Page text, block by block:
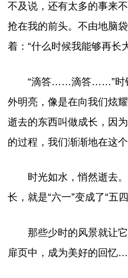
不及说，还有太多的事来
抢在我的前头。不由地脑
着：“什么时候我能够再长
“滴答……滴答……”时
外明亮，像是在向我们炫
逝去的东西叫做成长，因
的过程，我们渐渐地在这
时光如水，悄然逝去
长，就是“六一”变成了“五四
那些少时的风景就让
扉页中，成为美好的回忆